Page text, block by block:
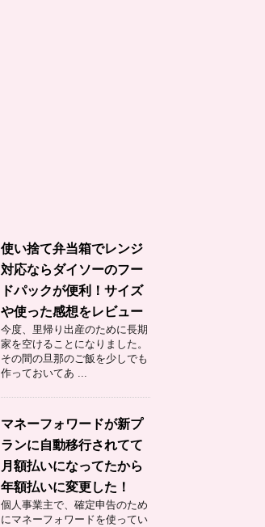
使い捨て弁当箱でレンジ
対応ならダイソーのフー
ドパックが便利！サイズ
や使った感想をレビュー
今度、里帰り出産のために長期
家を空けることになりました。
その間の旦那のご飯を少しでも
作っておいてあ ...
マネーフォワードが新プ
ランに自動移行されてて
月額払いになってたから
年額払いに変更した！
個人事業主で、確定申告のため
にマネーフォワードを使ってい